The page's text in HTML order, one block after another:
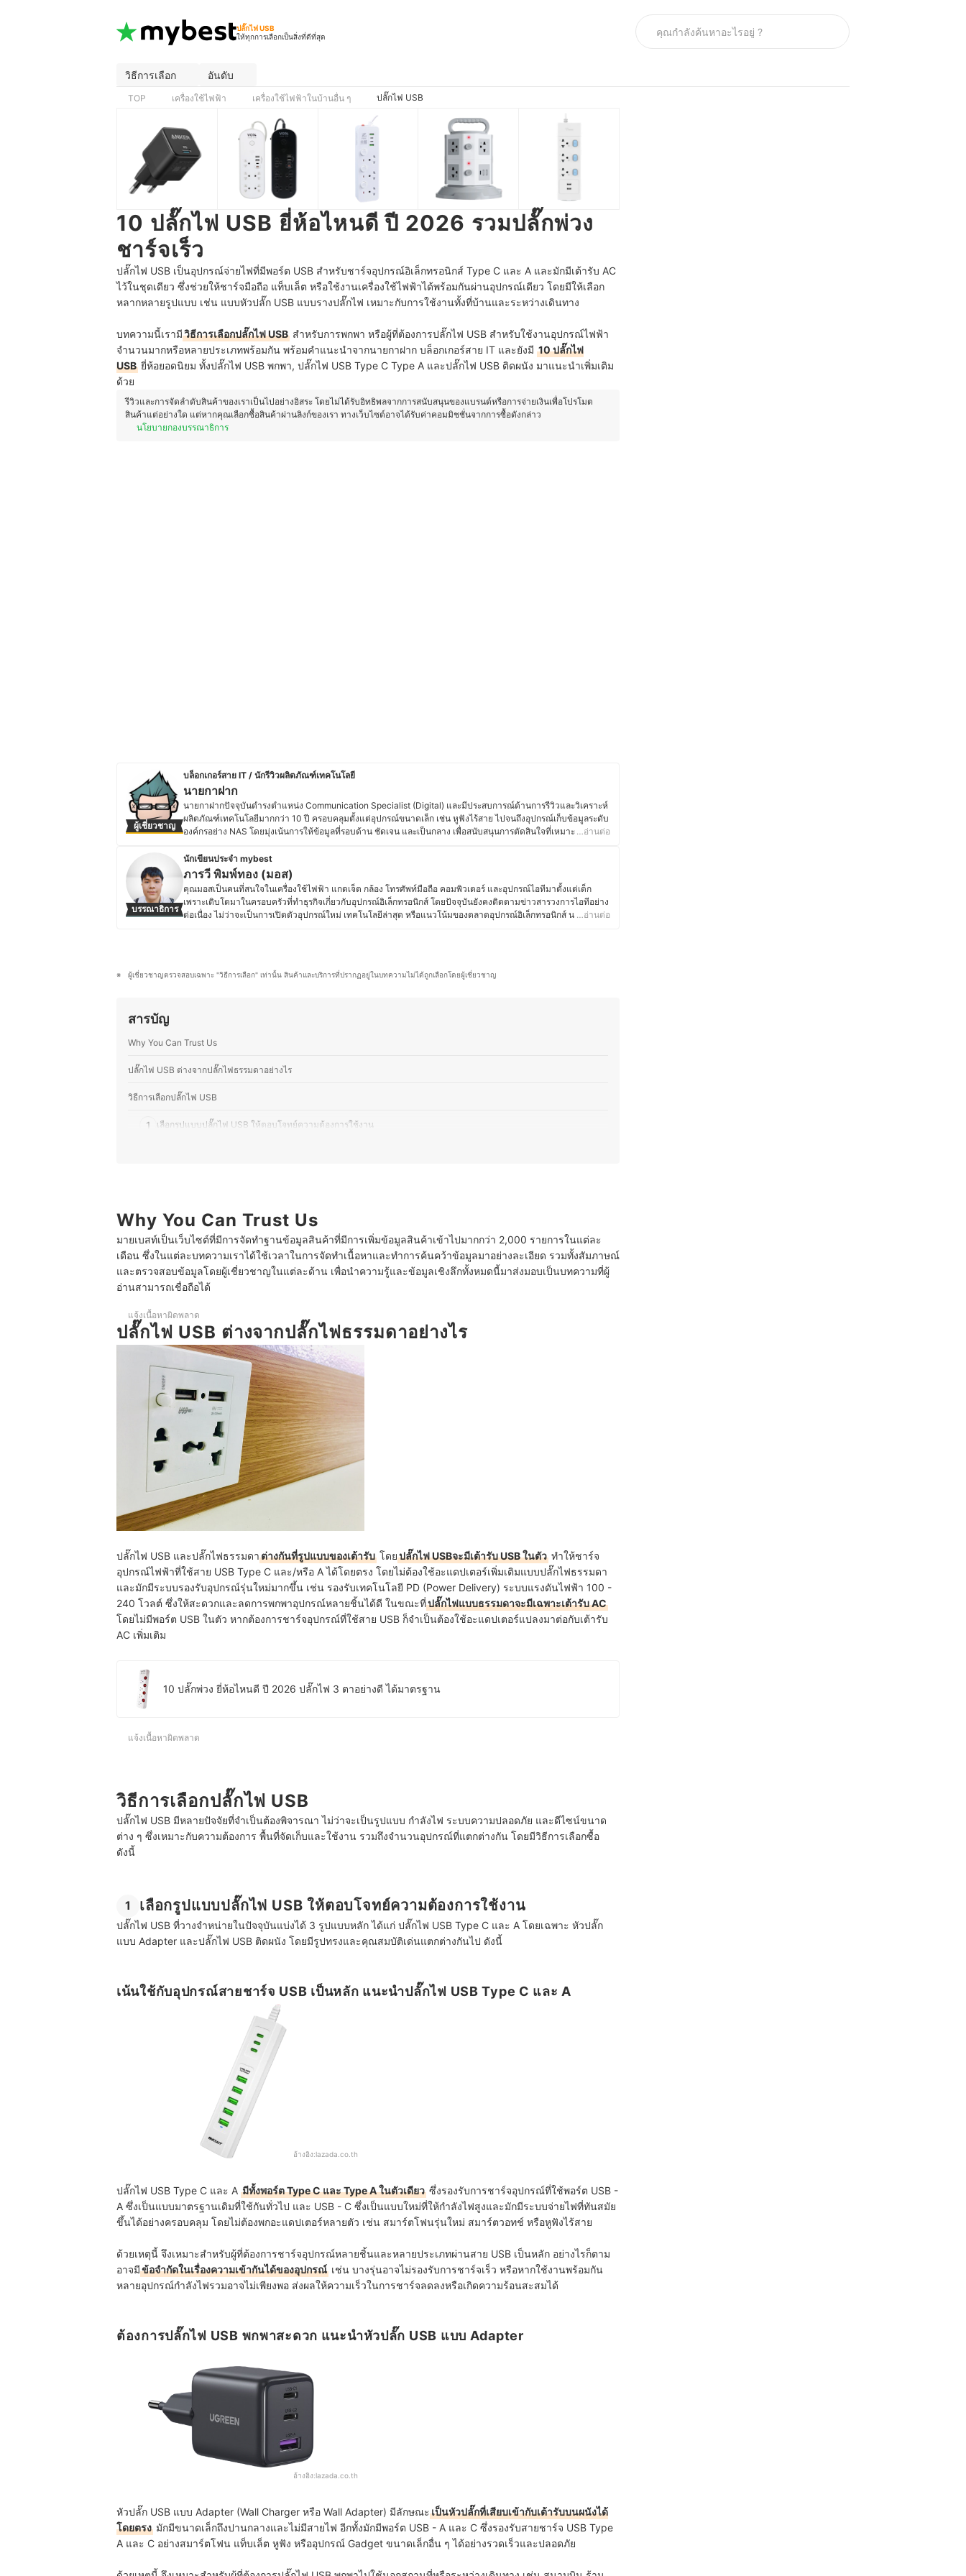
ปลั๊กไฟ USB
ให้ทุกการเลือกเป็นสิ่งที่ดีที่สุด
วิธีการเลือก อันดับ
TOP เครื่องใช้ไฟฟ้า เครื่องใช้ไฟฟ้าในบ้านอื่น ๆ ปลั๊กไฟ USB
10 ปลั๊กไฟ USB ยี่ห้อไหนดี ปี 2026 รวมปลั๊กพ่วง
ชาร์จเร็ว
ปลั๊กไฟ USB เป็นอุปกรณ์จ่ายไฟที่มีพอร์ต USB สำหรับชาร์จอุปกรณ์อิเล็กทรอนิกส์ Type C และ A และมักมีเต้ารับ AC
ไว้ในชุดเดียว ซึ่งช่วยให้ชาร์จมือถือ แท็บเล็ต หรือใช้งานเครื่องใช้ไฟฟ้าได้พร้อมกันผ่านอุปกรณ์เดียว โดยมีให้เลือก
หลากหลายรูปแบบ เช่น แบบหัวปลั๊ก USB แบบรางปลั๊กไฟ เหมาะกับการใช้งานทั้งที่บ้านและระหว่างเดินทาง
บทความนี้เรามีวิธีการเลือกปลั๊กไฟ USB สำหรับการพกพา หรือผู้ที่ต้องการปลั๊กไฟ USB สำหรับใช้งานอุปกรณ์ไฟฟ้า
จำนวนมากหรือหลายประเภทพร้อมกัน พร้อมคำแนะนำจากนายกาฝาก บล็อกเกอร์สาย IT และยังมี 10 ปลั๊กไฟ
USB ยี่ห้อยอดนิยม ทั้งปลั๊กไฟ USB พกพา, ปลั๊กไฟ USB Type C Type A และปลั๊กไฟ USB ติดผนัง มาแนะนำเพิ่มเติม
ด้วย
รีวิวและการจัดลำดับสินค้าของเราเป็นไปอย่างอิสระ โดยไม่ได้รับอิทธิพลจากการสนับสนุนของแบรนด์หรือการจ่ายเงินเพื่อโปรโมต
สินค้าแต่อย่างใด แต่หากคุณเลือกซื้อสินค้าผ่านลิงก์ของเรา ทางเว็บไซต์อาจได้รับค่าคอมมิชชั่นจากการซื้อดังกล่าว
นโยบายกองบรรณาธิการ
ผู้เชี่ยวชาญ
บล็อกเกอร์สาย IT / นักรีวิวผลิตภัณฑ์เทคโนโลยี
นายกาฝาก
นายกาฝากปัจจุบันดำรงตำแหน่ง Communication Specialist (Digital) และมีประสบการณ์ด้านการรีวิวและวิเคราะห์
ผลิตภัณฑ์เทคโนโลยีมากกว่า 10 ปี ครอบคลุมตั้งแต่อุปกรณ์ขนาดเล็ก เช่น หูฟังไร้สาย ไปจนถึงอุปกรณ์เก็บข้อมูลระดับ
องค์กรอย่าง NAS โดยมุ่งเน้นการให้ข้อมูลที่รอบด้าน ชัดเจน และเป็นกลาง เพื่อสนับสนุนการตัดสินใจที่เหมาะสม
เคยศึกษาต่อในระดับปริญญาโทด้านจิตวิทยาอุตสาหกรรมและองค์การ มีประสบการณ์ทำงานด้านเทคโนโลยีและระบบ
สารสนเทศในองค์กรเอกชนขนาดใหญ่ รวมถึงบทบาทด้านการสื่อสารและการตลาดดิจิทัล ซึ่งตลอดระยะเวลาที่ผ่านมา
นายกาฝากเคยเป็นทั้งนักเขียนและวิทยากรรับเชิญในหัวข้อเทคโนโลยี การตลาดดิจิทัล และแนวโน้มผู้บริโภค อีกทั้งยัง
มีผลงานหนังสือด้านเทคโนโลยีที่ติดอันดับขายดี และบทความเผยแพร่ผ่านสื่อต่าง ๆ ทั้งออนไลน์และออฟไลน์ โดยให้
ความสำคัญกับการวิเคราะห์ทั้งคุณภาพ การใช้งานจริง และความคุ้มค่าของผลิตภัณฑ์อย่างเป็นระบบ
…อ่านต่อ
บรรณาธิการ
นักเขียนประจำ mybest
ภารวี พิมพ์ทอง (มอส)
คุณมอสเป็นคนที่สนใจในเครื่องใช้ไฟฟ้า แกดเจ็ต กล้อง โทรศัพท์มือถือ คอมพิวเตอร์ และอุปกรณ์ไอทีมาตั้งแต่เด็ก
เพราะเติบโตมาในครอบครัวที่ทำธุรกิจเกี่ยวกับอุปกรณ์อิเล็กทรอนิกส์ โดยปัจจุบันยังคงติดตามข่าวสารวงการไอทีอย่าง
ต่อเนื่อง ไม่ว่าจะเป็นการเปิดตัวอุปกรณ์ใหม่ เทคโนโลยีล่าสุด หรือแนวโน้มของตลาดอุปกรณ์อิเล็กทรอนิกส์ นอกจาก
อ่านสามารถเลือกอุปกรณ์ที่เหมาะสมกับการใช้งานของตนเองได้อย่างคุ้มค่า
…อ่านต่อ
ผู้เชี่ยวชาญตรวจสอบเฉพาะ "วิธีการเลือก" เท่านั้น สินค้าและบริการที่ปรากฏอยู่ในบทความไม่ได้ถูกเลือกโดยผู้เชี่ยวชาญ
สารบัญ
Why You Can Trust Us
ปลั๊กไฟ USB ต่างจากปลั๊กไฟธรรมดาอย่างไร
วิธีการเลือกปลั๊กไฟ USB
1 เลือกรูปแบบปลั๊กไฟ USB ให้ตอบโจทย์ความต้องการใช้งาน
เลือกปลั๊กไฟ USB จากกำลังไฟ ระบบจ่ายไฟ และจำนวนเต้ารับ
5 เลือกดีไซน์ปลั๊กไฟ USB ที่สะดวกและเหมาะกับพื้นที่ใช้งาน
10 ปลั๊กไฟ USB ยี่ห้อไหนดี รวมปลั๊กพ่วง ชาร์จเร็ว
ถ้าพอร์ต USB เสีย 1 ช่อง จะกระทบกับช่องอื่นในปลั๊กหรือไม่
Why You Can Trust Us
มายเบสท์เป็นเว็บไซต์ที่มีการจัดทำฐานข้อมูลสินค้าที่มีการเพิ่มข้อมูลสินค้าเข้าไปมากกว่า 2,000 รายการในแต่ละ
เดือน ซึ่งในแต่ละบทความเราได้ใช้เวลาในการจัดทำเนื้อหาและทำการค้นคว้าข้อมูลมาอย่างละเอียด รวมทั้งสัมภาษณ์
และตรวจสอบข้อมูลโดยผู้เชี่ยวชาญในแต่ละด้าน เพื่อนำความรู้และข้อมูลเชิงลึกทั้งหมดนี้มาส่งมอบเป็นบทความที่ผู้
อ่านสามารถเชื่อถือได้
แจ้งเนื้อหาผิดพลาด
ปลั๊กไฟ USB ต่างจากปลั๊กไฟธรรมดาอย่างไร
ปลั๊กไฟ USB และปลั๊กไฟธรรมดาต่างกันที่รูปแบบของเต้ารับ โดยปลั๊กไฟ USBจะมีเต้ารับ USB ในตัว ทำให้ชาร์จ
อุปกรณ์ไฟฟ้าที่ใช้สาย USB Type C และ/หรือ A ได้โดยตรง โดยไม่ต้องใช้อะแดปเตอร์เพิ่มเติมแบบปลั๊กไฟธรรมดา
และมักมีระบบรองรับอุปกรณ์รุ่นใหม่มากขึ้น เช่น รองรับเทคโนโลยี PD (Power Delivery) ระบบแรงดันไฟฟ้า 100 -
240 โวลต์ ซึ่งให้สะดวกและลดการพกพาอุปกรณ์หลายชิ้นได้ดี ในขณะที่ปลั๊กไฟแบบธรรมดาจะมีเฉพาะเต้ารับ AC
โดยไม่มีพอร์ต USB ในตัว หากต้องการชาร์จอุปกรณ์ที่ใช้สาย USB ก็จำเป็นต้องใช้อะแดปเตอร์แปลงมาต่อกับเต้ารับ
AC เพิ่มเติม
10 ปลั๊กพ่วง ยี่ห้อไหนดี ปี 2026 ปลั๊กไฟ 3 ตาอย่างดี ได้มาตรฐาน
แจ้งเนื้อหาผิดพลาด
วิธีการเลือกปลั๊กไฟ USB
ปลั๊กไฟ USB มีหลายปัจจัยที่จำเป็นต้องพิจารณา ไม่ว่าจะเป็นรูปแบบ กำลังไฟ ระบบความปลอดภัย และดีไซน์ขนาด
ต่าง ๆ ซึ่งเหมาะกับความต้องการ พื้นที่จัดเก็บและใช้งาน รวมถึงจำนวนอุปกรณ์ที่แตกต่างกัน โดยมีวิธีการเลือกซื้อ
ดังนี้
1 เลือกรูปแบบปลั๊กไฟ USB ให้ตอบโจทย์ความต้องการใช้งาน
ปลั๊กไฟ USB ที่วางจำหน่ายในปัจจุบันแบ่งได้ 3 รูปแบบหลัก ได้แก่ ปลั๊กไฟ USB Type C และ A โดยเฉพาะ หัวปลั๊ก
แบบ Adapter และปลั๊กไฟ USB ติดผนัง โดยมีรูปทรงและคุณสมบัติเด่นแตกต่างกันไป ดังนี้
เน้นใช้กับอุปกรณ์สายชาร์จ USB เป็นหลัก แนะนำปลั๊กไฟ USB Type C และ A
อ้างอิง:lazada.co.th
ปลั๊กไฟ USB Type C และ A มีทั้งพอร์ต Type C และ Type A ในตัวเดียว ซึ่งรองรับการชาร์จอุปกรณ์ที่ใช้พอร์ต USB -
A ซึ่งเป็นแบบมาตรฐานเดิมที่ใช้กันทั่วไป และ USB - C ซึ่งเป็นแบบใหม่ที่ให้กำลังไฟสูงและมักมีระบบจ่ายไฟที่ทันสมัย
ขึ้นได้อย่างครอบคลุม โดยไม่ต้องพกอะแดปเตอร์หลายตัว เช่น สมาร์ตโฟนรุ่นใหม่ สมาร์ตวอทช์ หรือหูฟังไร้สาย
ด้วยเหตุนี้ จึงเหมาะสำหรับผู้ที่ต้องการชาร์จอุปกรณ์หลายชิ้นและหลายประเภทผ่านสาย USB เป็นหลัก อย่างไรก็ตาม
อาจมีข้อจำกัดในเรื่องความเข้ากันได้ของอุปกรณ์ เช่น บางรุ่นอาจไม่รองรับการชาร์จเร็ว หรือหากใช้งานพร้อมกัน
หลายอุปกรณ์กำลังไฟรวมอาจไม่เพียงพอ ส่งผลให้ความเร็วในการชาร์จลดลงหรือเกิดความร้อนสะสมได้
ต้องการปลั๊กไฟ USB พกพาสะดวก แนะนำหัวปลั๊ก USB แบบ Adapter
อ้างอิง:lazada.co.th
หัวปลั๊ก USB แบบ Adapter (Wall Charger หรือ Wall Adapter) มีลักษณะเป็นหัวปลั๊กที่เสียบเข้ากับเต้ารับบนผนังได้
โดยตรง มักมีขนาดเล็กถึงปานกลางและไม่มีสายไฟ อีกทั้งมักมีพอร์ต USB - A และ C ซึ่งรองรับสายชาร์จ USB Type
A และ C อย่างสมาร์ตโฟน แท็บเล็ต หูฟัง หรืออุปกรณ์ Gadget ขนาดเล็กอื่น ๆ ได้อย่างรวดเร็วและปลอดภัย